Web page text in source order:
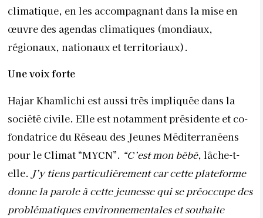
climatique, en les accompagnant dans la mise en
œuvre des agendas climatiques (mondiaux,
régionaux, nationaux et territoriaux).
Une voix forte
Hajar Khamlichi est aussi très impliquée dans la
société civile. Elle est notamment présidente et co-
fondatrice du Réseau des Jeunes Méditerranéens
pour le Climat “MYCN”. “C’est mon bébé, lâche-t-
elle. J’y tiens particulièrement car cette plateforme
donne la parole à cette jeunesse qui se préoccupe des
problématiques environnementales et souhaite